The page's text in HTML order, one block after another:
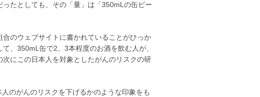
たとしても、その「量」は「350mLの缶ビー
のウェブサイトに書かれていることがひっか
、350mL缶で2、3本程度のお酒を飲む人が、
にこの日本人を対象としたがんのリスクの研
のがんのリスクを下げるかのような印象をも